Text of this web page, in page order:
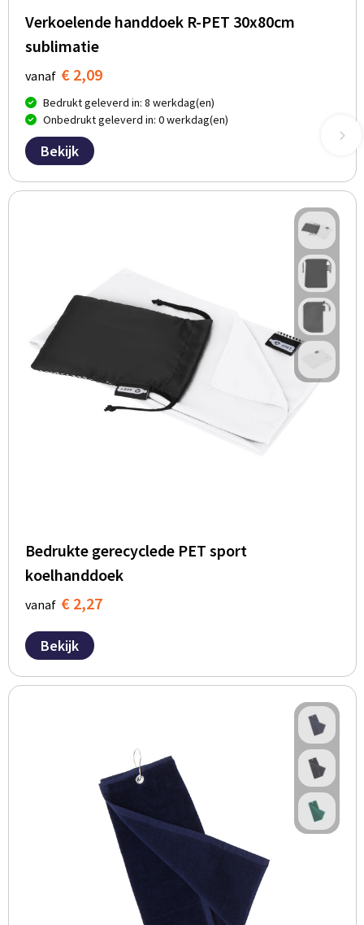
Verkoelende handdoek R-PET 30x80cm
sublimatie
vanaf € 2,09
Bedrukt geleverd in: 8 werkdag(en)
Onbedrukt geleverd in: 0 werkdag(en)
Bekijk
Bedrukte gerecyclede PET sport
koelhanddoek
vanaf € 2,27
Bekijk